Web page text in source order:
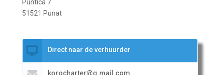
Puntica 7
51521 Punat
Direct naar de verhuurder
korocharter@g.mail.com